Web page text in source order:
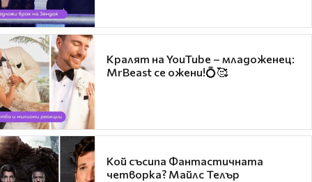
Кралят на YouTube – младоженец:
MrBeast се ожени!💍🥰
Кой съсипа Фантастичната
четворка? Майлс Телър